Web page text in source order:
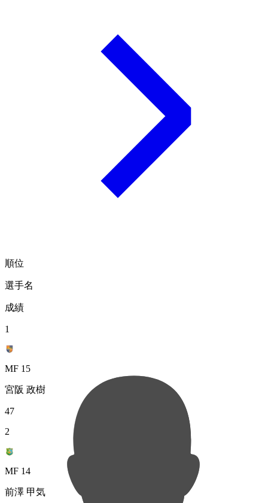
順位
選手名
成績
1
MF 15
宮阪 政樹
47
2
MF 14
前澤 甲気